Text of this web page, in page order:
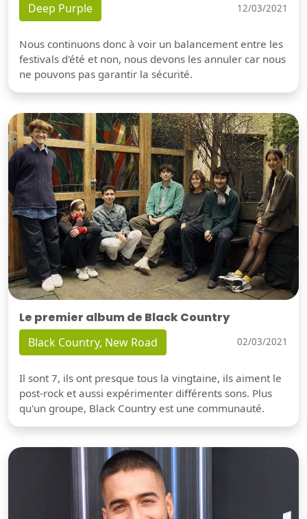
Deep Purple 12/03/2021
Nous continuons donc à voir un balancement entre les
festivals d'été et non, nous devons les annuler car nous
ne pouvons pas garantir la sécurité.
Le premier album de Black Country
Black Country, New Road 02/03/2021
Il sont 7, ils ont presque tous la vingtaine, ils aiment le
post-rock et aussi expérimenter différents sons. Plus
qu'un groupe, Black Country est une communauté.